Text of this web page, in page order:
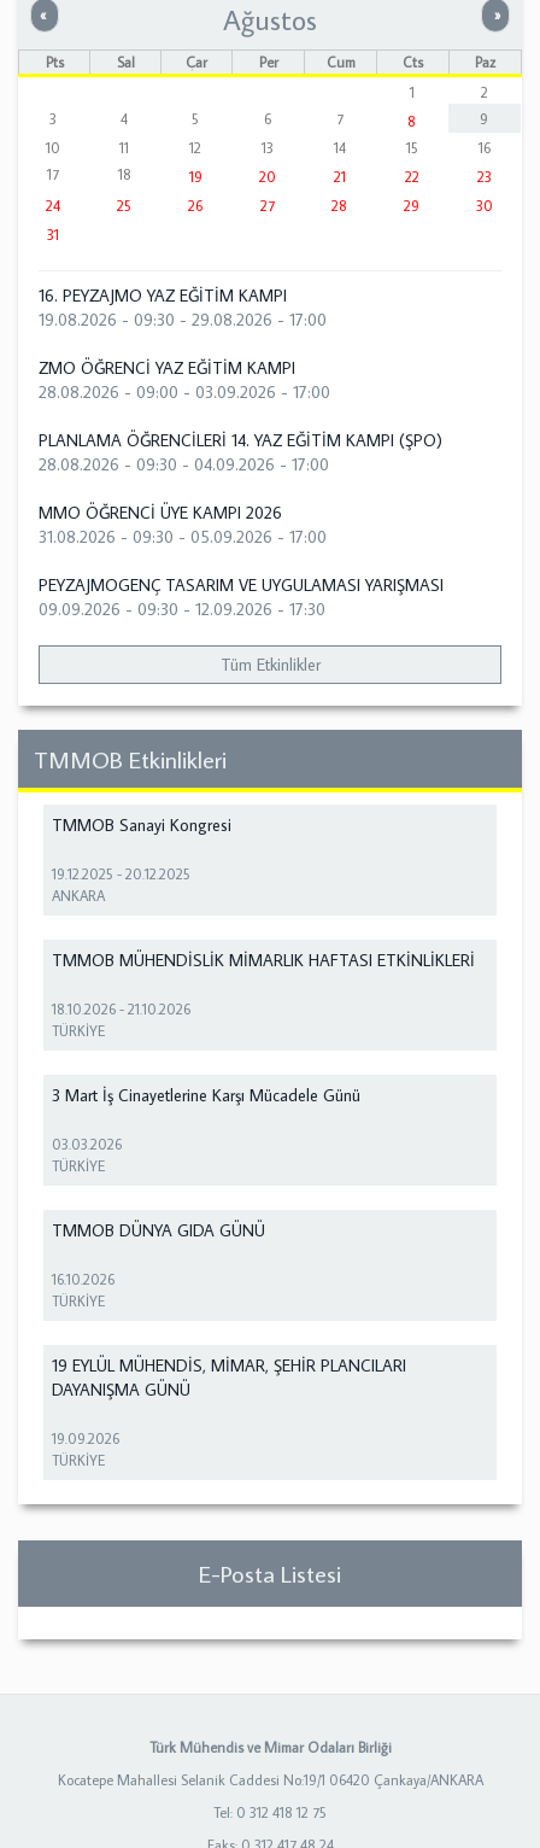
« Önceki »
Ağustos
Pts Sal Çar Per Cum Cts
Paz
1
2
3
4 5 6 7 8
9
10
11 12 13 14 15
16
17
18 19 20 21 22
23
24
25 26 27 28 29
30
31
16. PEYZAJMO YAZ EĞİTİM KAMPI
19.08.2026 - 09:30 - 29.08.2026 - 17:00
ZMO ÖĞRENCİ YAZ EĞİTİM KAMPI
28.08.2026 - 09:00 - 03.09.2026 - 17:00
PLANLAMA ÖĞRENCİLERİ 14. YAZ EĞİTİM KAMPI (ŞPO)
28.08.2026 - 09:30 - 04.09.2026 - 17:00
MMO ÖĞRENCİ ÜYE KAMPI 2026
31.08.2026 - 09:30 - 05.09.2026 - 17:00
PEYZAJMOGENÇ TASARIM VE UYGULAMASI YARIŞMASI
09.09.2026 - 09:30 - 12.09.2026 - 17:30
Tüm Etkinlikler
TMMOB Etkinlikleri
TMMOB Sanayi Kongresi
19.12.2025 -20.12.2025
ANKARA
TMMOB MÜHENDİSLİK MİMARLIK HAFTASI ETKİNLİKLERİ
18.10.2026 -21.10.2026
TÜRKİYE
3 Mart İş Cinayetlerine Karşı Mücadele Günü
03.03.2026
TÜRKİYE
TMMOB DÜNYA GIDA GÜNÜ
16.10.2026
TÜRKİYE
19 EYLÜL MÜHENDİS, MİMAR, ŞEHİR PLANCILARI
DAYANIŞMA GÜNÜ
19.09.2026
TÜRKİYE
E-Posta Listesi
Türk Mühendis ve Mimar Odaları Birliği
Kocatepe Mahallesi Selanik Caddesi No:19/1 06420 Çankaya/ANKARA
Tel: 0 312 418 12 75